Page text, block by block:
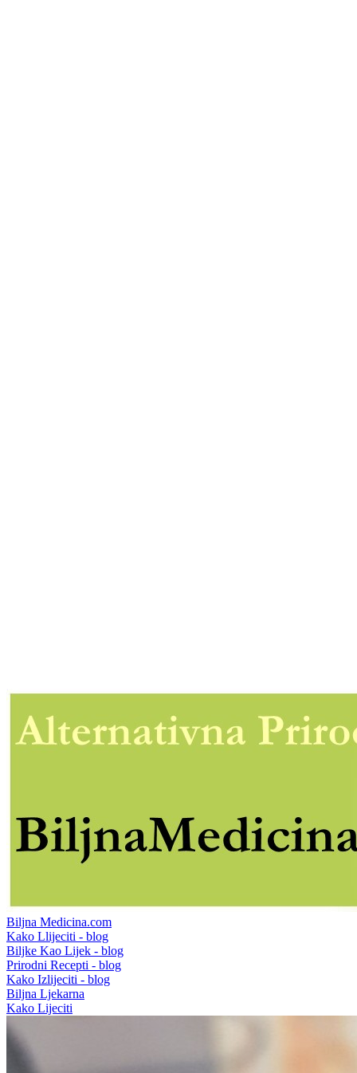
Biljna Medicina.com
Kako Llijeciti - blog
Biljke Kao Lijek - blog
Prirodni Recepti - blog
Kako Izlijeciti - blog
Biljna Ljekarna
Kako Lijeciti